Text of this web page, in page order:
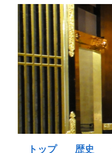
トップ 歴史